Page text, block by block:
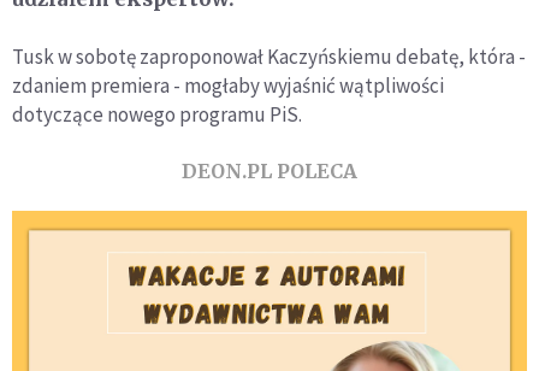
Tusk w sobotę zaproponował Kaczyńskiemu debatę, która -
zdaniem premiera - mogłaby wyjaśnić wątpliwości
dotyczące nowego programu PiS.
DEON.PL POLECA